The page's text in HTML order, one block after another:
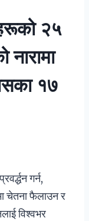
२५
१७
गर्न,
चेतना फैलाउन र
विश्वभर